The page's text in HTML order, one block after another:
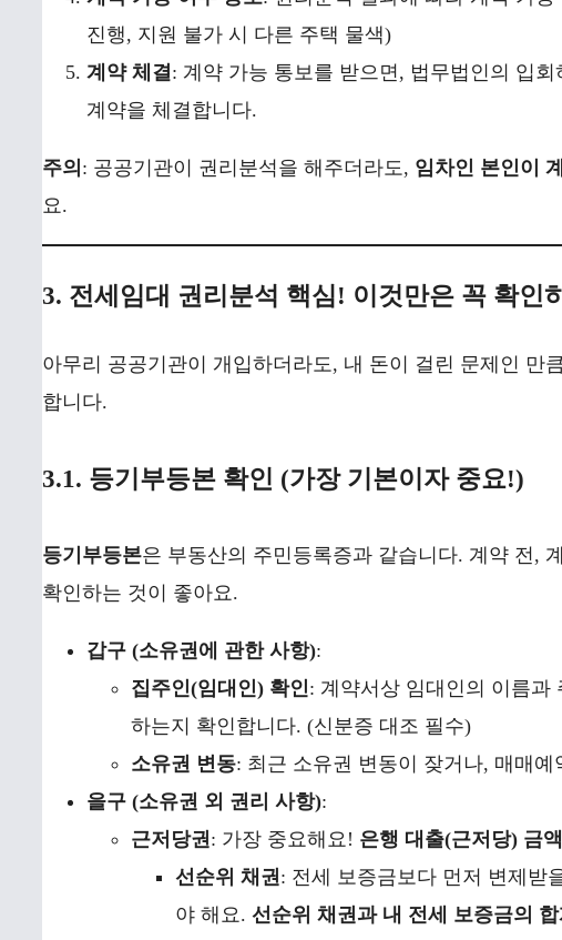
진행, 지원 불가 시 다른 주택 물색)
계약 체결: 계약 가능 통보를 받으면, 법무법인의 입
계약을 체결합니다.
주의 : 공공기관이 권리분석을 해주더라도, 임차인 본인이
요.
3. 전세임대 권리분석 핵심! 이것만은 꼭 확인
아무리 공공기관이 개입하더라도, 내 돈이 걸린 문제인 만
합니다.
3.1. 등기부등본 확인 (가장 기본이자 중요!)
등기부등본은 부동산의 주민등록증과 같습니다. 계약 전,
확인하는 것이 좋아요.
갑구 (소유권에 관한 사항):
집주인(임대인) 확인: 계약서상 임대인의 이름과
하는지 확인합니다. (신분증 대조 필수)
소유권 변동: 최근 소유권 변동이 잦거나, 매매
을구 (소유권 외 권리 사항):
근저당권: 가장 중요해요! 은행 대출(근저당) 금액
선순위 채권: 전세 보증금보다 먼저 변제받
야 해요. 선순위 채권과 내 전세 보증금의